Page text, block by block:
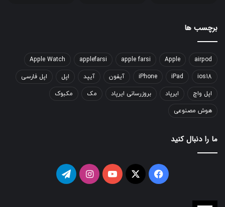
برچسب ها
airpod
Apple
apple farsi
applefarsi
Apple Watch
ios18
iPad
iPhone آیفون آیپد اپل اپل فارسی
اپل واچ ایرپاد بروزرسانی ایرپاد مک مکبوک
هوش مصنوعی
ما را دنبال کنید
فیسبوکایکس یوتیوباینستاگرامتلگرام